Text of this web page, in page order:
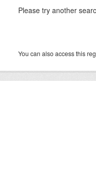
Please try another
You can also access this